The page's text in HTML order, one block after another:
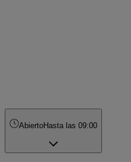
AbiertoHasta las 09:00